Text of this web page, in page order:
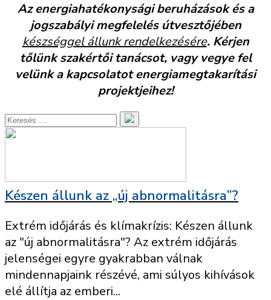
Az energiahatékonysági beruházások és a
jogszabályi megfelelés útvesztőjében
készséggel állunk rendelkezésére. Kérjen
tőlünk szakértői tanácsot, vagy vegye fel
velünk a kapcsolatot energiamegtakarítási
projektjeihez!
Készen állunk az „új abnormalitásra”?
Extrém időjárás és klímakrízis: Készen állunk
az "új abnormalitásra"? Az extrém időjárás
jelenségei egyre gyakrabban válnak
mindennapjaink részévé, ami súlyos kihívások
elé állítja az emberi...